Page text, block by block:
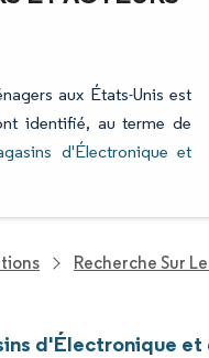
aux États-Unis est
identifié, au terme de
d'Électronique et
Recherche Sur
d'Électronique